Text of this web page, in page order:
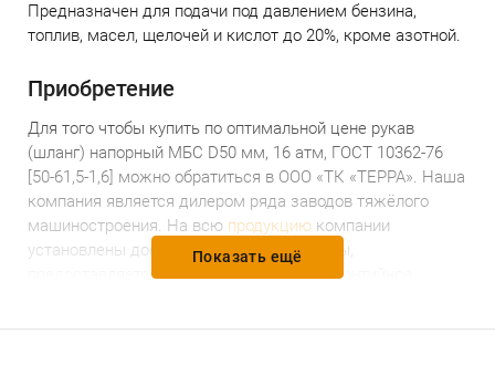
Предназначен для подачи под давлением бензина,
топлив, масел, щелочей и кислот до 20%, кроме азотной.
Приобретение
Для того чтобы купить по оптимальной цене рукав
(шланг) напорный МБС D50 мм, 16 атм, ГОСТ 10362-76
[50-61,5-1,6] можно обратиться в ООО «ТК «ТЕРРА». Наша
компания является дилером ряда заводов тяжёлого
машиностроения. На всю продукцию компании
установлены доступные и разумные цены,
предоставляется гарантийное и послегарантийное
Показать ещё